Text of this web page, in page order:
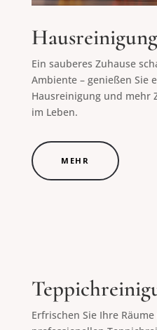
Hausreinigung
Ein sauberes Zuhause
Ambiente – genießen Sie
Hausreinigung und mehr
im Leben.
MEHR
Erfrischen Sie Ihre